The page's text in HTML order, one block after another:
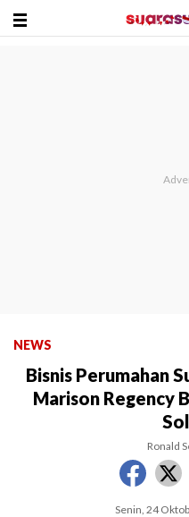
NEWS
Bisnis Perumahan
Marison Regency
Ronald
Senin, 24